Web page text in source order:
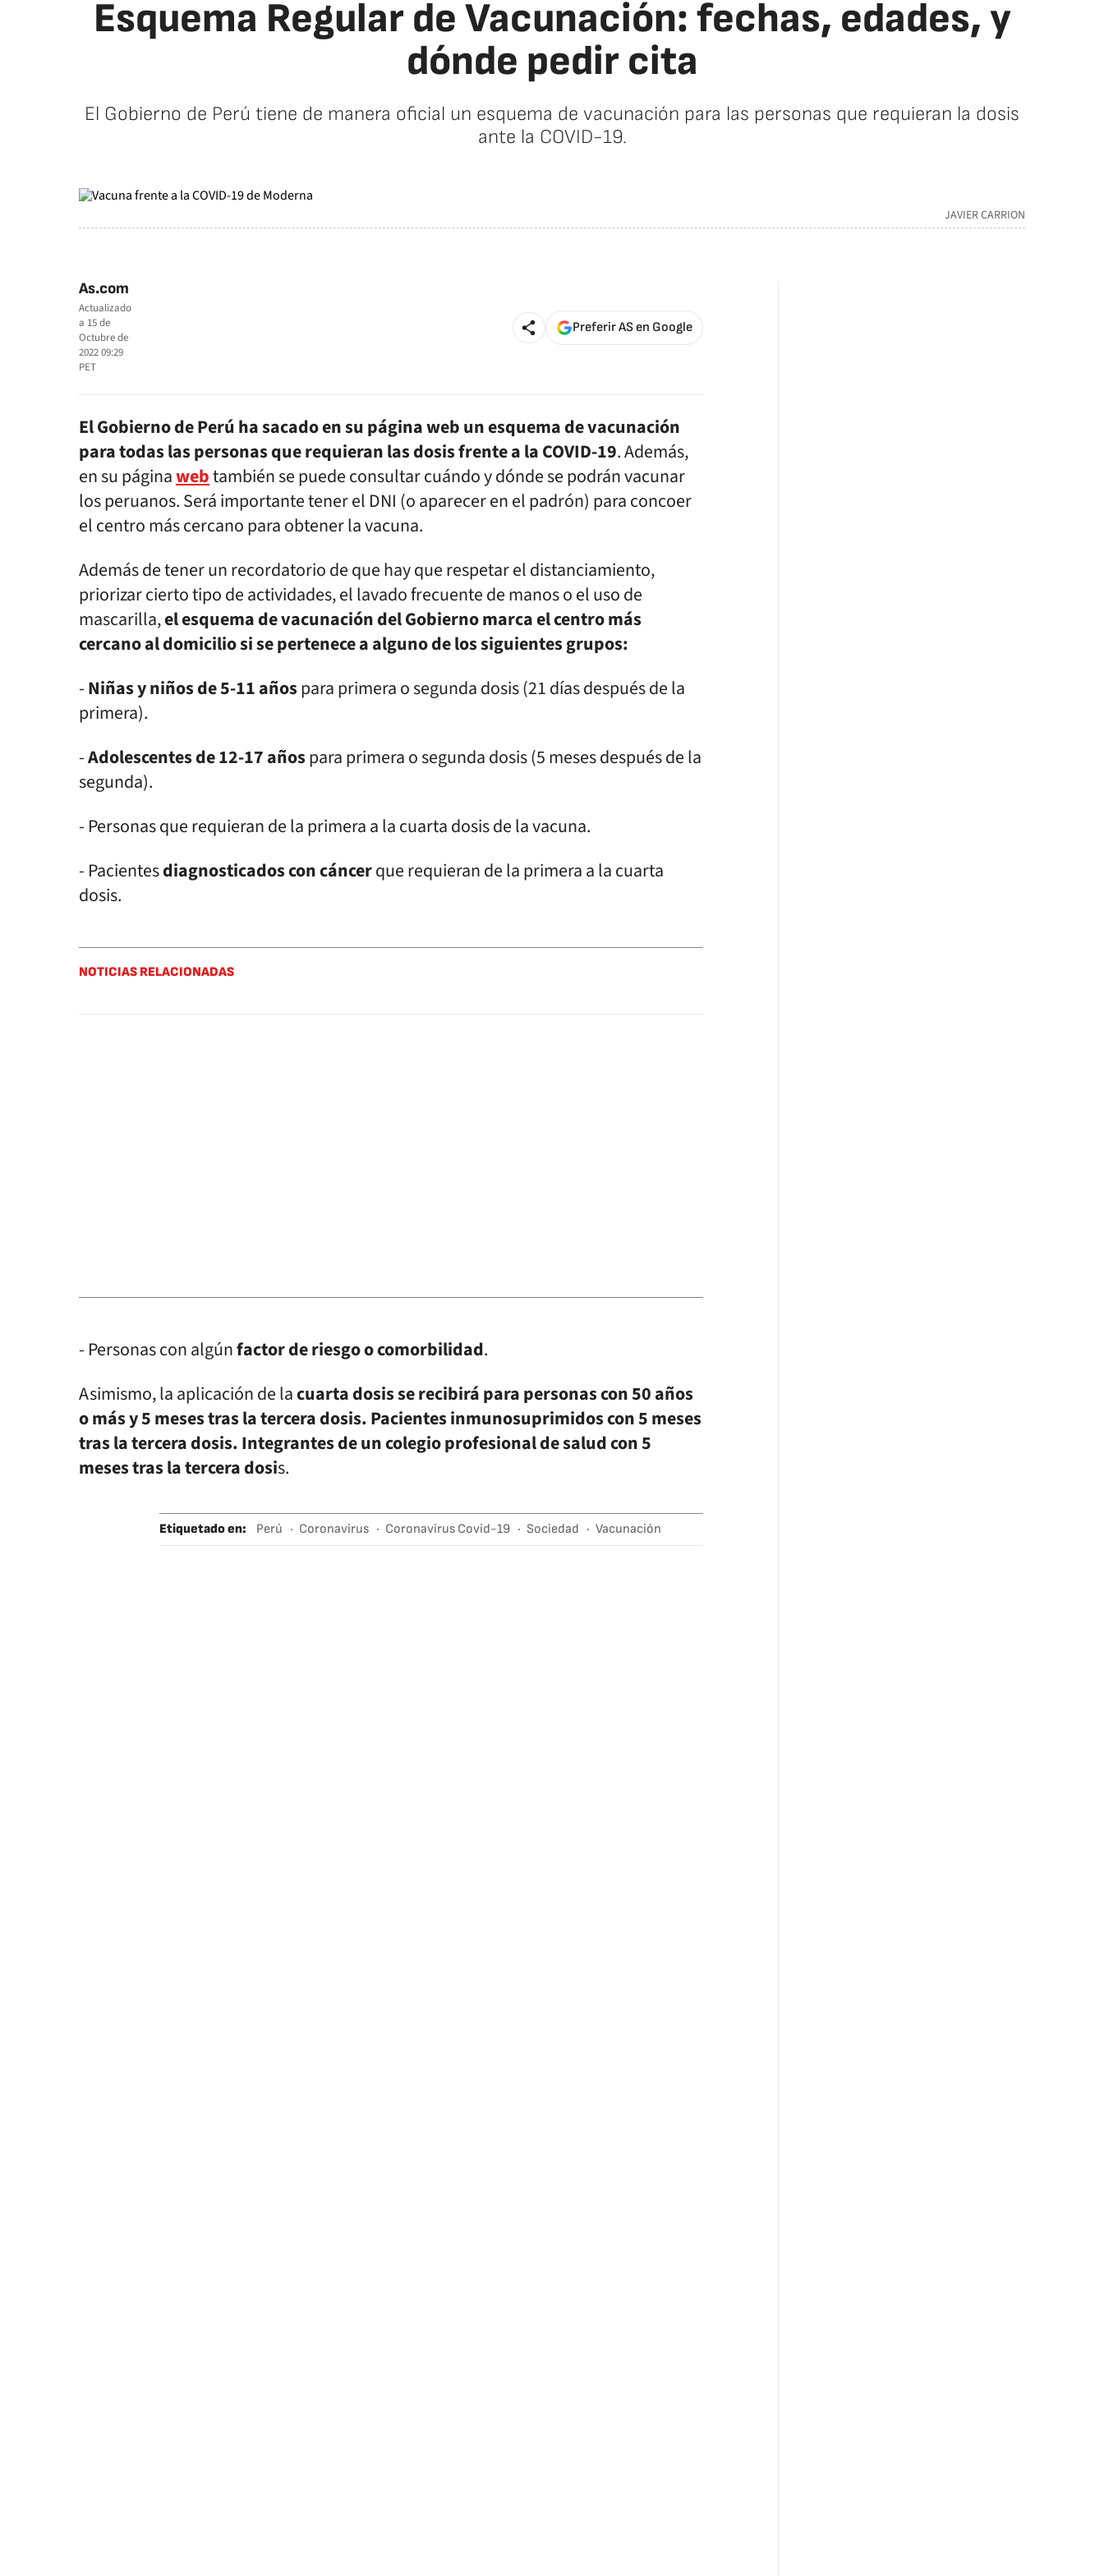
Esquema Regular de Vacunación: fechas, edades, y
dónde pedir cita
El Gobierno de Perú tiene de manera oficial un esquema de vacunación para las personas que requieran la dosis
ante la COVID-19.
JAVIER CARRION
As.com
Actualizado
a 15 de
Octubre de
2022 09:29
PET
Preferir AS en Google
El Gobierno de Perú ha sacado en su página web un esquema de vacunación
para todas las personas que requieran las dosis frente a la COVID-19. Además,
en su páginawebtambién se puede consultar cuándo y dónde se podrán vacunar
los peruanos. Será importante tener el DNI (o aparecer en el padrón) para concoer
el centro más cercano para obtener la vacuna.
Además de tener un recordatorio de que hay que respetar el distanciamiento,
priorizar cierto tipo de actividades, el lavado frecuente de manos o el uso de
mascarilla,el esquema de vacunación del Gobierno marca el centro más
cercano al domicilio si se pertenece a alguno de los siguientes grupos:
-Niñas y niños de 5-11 añospara primera o segunda dosis (21 días después de la
primera).
-Adolescentes de 12-17 añospara primera o segunda dosis (5 meses después de la
segunda).
- Personas que requieran de la primera a la cuarta dosis de la vacuna.
- Pacientesdiagnosticados con cáncerque requieran de la primera a la cuarta
dosis.
NOTICIAS RELACIONADAS
- Personas con algúnfactor de riesgo o comorbilidad.
Asimismo, la aplicación de lacuarta dosis se recibirá para personas con 50 años
o más y 5 meses tras la tercera dosis. Pacientes inmunosuprimidos con 5 meses
tras la tercera dosis. Integrantes de un colegio profesional de salud con 5
meses tras la tercera dosis.
Etiquetado en: Perú Coronavirus Coronavirus Covid-19 Sociedad Vacunación